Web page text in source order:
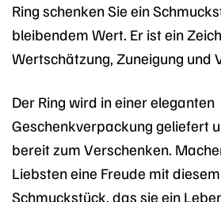
Ring schenken Sie ein
bleibendem Wert. Er ist ein
Wertschätzung, Zuneigung und
Der Ring wird in einer eleganten
Geschenkverpackung geliefert
bereit zum Verschenken.
Liebsten eine Freude mit
Schmuckstück, das sie ein